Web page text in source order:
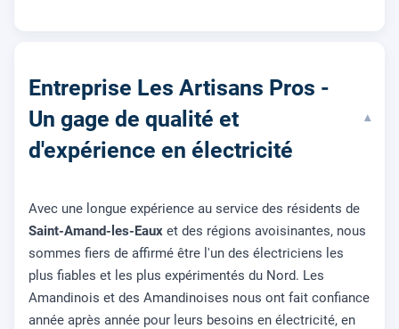
Entreprise Les Artisans Pros -
Un gage de qualité et
d'expérience en électricité
▾
Avec une longue expérience au service des résidents de
Saint-Amand-les-Eaux et des régions avoisinantes, nous
sommes fiers de affirmé être l'un des électriciens les
plus fiables et les plus expérimentés du Nord. Les
Amandinois et des Amandinoises nous ont fait confiance
année après année pour leurs besoins en électricité, en